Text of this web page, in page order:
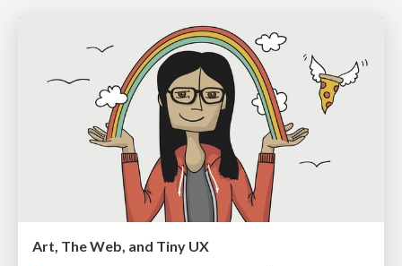
Art, The Web, and Tiny UX